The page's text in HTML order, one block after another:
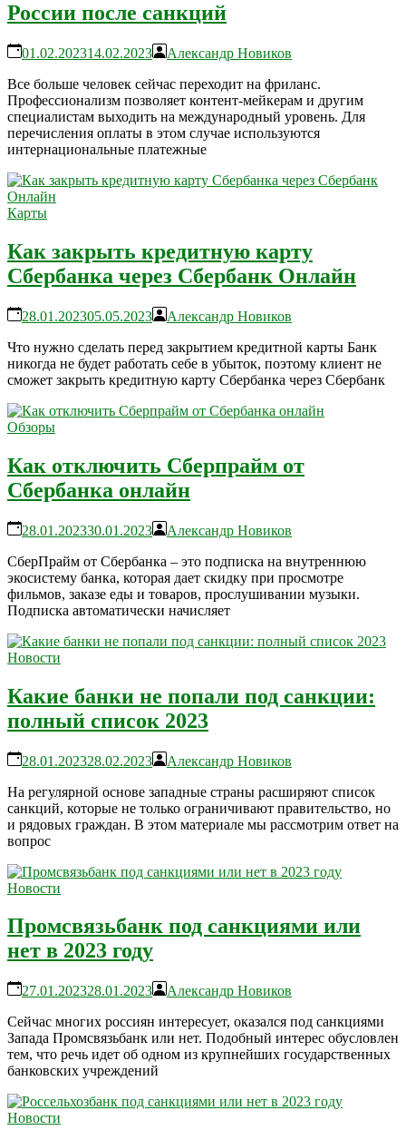
России после санкций
01.02.202314.02.2023
Александр Новиков
Все больше человек сейчас переходит на фриланс.
Профессионализм позволяет контент-мейкерам и другим
специалистам выходить на международный уровень. Для
перечисления оплаты в этом случае используются
интернациональные платежные
Карты
Как закрыть кредитную карту
Сбербанка через Сбербанк Онлайн
28.01.202305.05.2023
Александр Новиков
Что нужно сделать перед закрытием кредитной карты Банк
никогда не будет работать себе в убыток, поэтому клиент не
сможет закрыть кредитную карту Сбербанка через Сбербанк
Обзоры
Как отключить Сберпрайм от
Сбербанка онлайн
28.01.202330.01.2023
Александр Новиков
СберПрайм от Сбербанка – это подписка на внутреннюю
экосистему банка, которая дает скидку при просмотре
фильмов, заказе еды и товаров, прослушивании музыки.
Подписка автоматически начисляет
Новости
Какие банки не попали под санкции:
полный список 2023
28.01.202328.02.2023
Александр Новиков
На регулярной основе западные страны расширяют список
санкций, которые не только ограничивают правительство, но
и рядовых граждан. В этом материале мы рассмотрим ответ на
вопрос
Новости
Промсвязьбанк под санкциями или
нет в 2023 году
27.01.202328.01.2023
Александр Новиков
Сейчас многих россиян интересует, оказался под санкциями
Запада Промсвязьбанк или нет. Подобный интерес обусловлен
тем, что речь идет об одном из крупнейших государственных
банковских учреждений
Новости